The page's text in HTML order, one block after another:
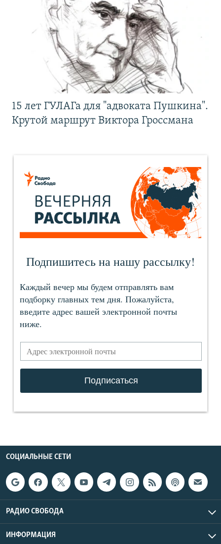
15 лет ГУЛАГа для "адвоката Пушкина".
Крутой маршрут Виктора Гроссмана
СОЦИАЛЬНЫЕ СЕТИ
РАДИО СВОБОДА
ИНФОРМАЦИЯ